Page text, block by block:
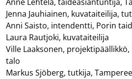
Jenna Jauhiainen, kuvataiteilija,
Anni Saisto, intendentti, Porin
Laura Rautjoki, kuvataiteilija
Ville Laaksonen,
talo
Markus Sjöberg, tutkija,